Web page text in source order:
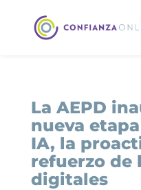
La AEPD
nueva
IA, la
refuerzo de
digitales